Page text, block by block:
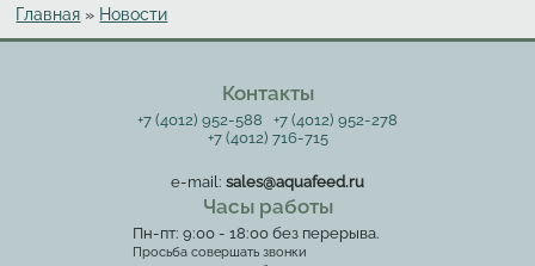
Вы здесь
Главная » Новости
Контакты
+7 (4012) 952-588
+7 (4012) 952-278
+7 (4012) 716-715
e-mail: sales@aquafeed.ru
Часы работы
Пн-пт: 9:00 - 18:00 без перерыва.
Просьба совершать звонки